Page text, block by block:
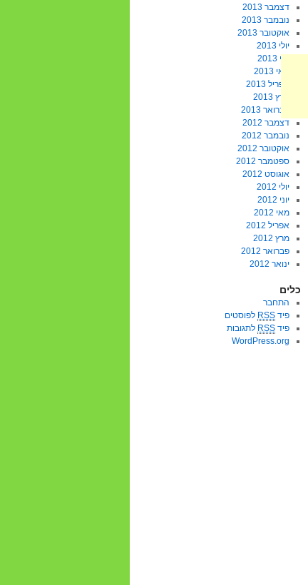
דצמבר 2013
נובמבר 2013
אוקטובר 2013
יולי 2013
יוני 2013
מאי 2013
אפריל 2013
מרץ 2013
פברואר 2013
דצמבר 2012
נובמבר 2012
אוקטובר 2012
ספטמבר 2012
אוגוסט 2012
יולי 2012
יוני 2012
מאי 2012
אפריל 2012
מרץ 2012
פברואר 2012
ינואר 2012
כלים
התחבר
פיד RSS לפוסטים
פיד RSS לתגובות
WordPress.org